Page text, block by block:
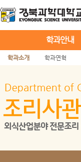
학과안내
학과소개 학과연혁